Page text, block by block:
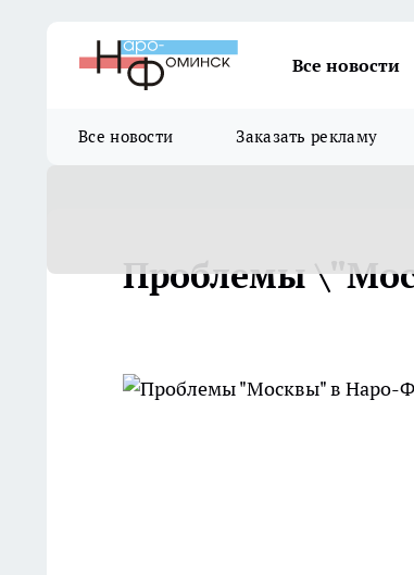
Все новости
Все новости Заказать рекламу
Проблемы